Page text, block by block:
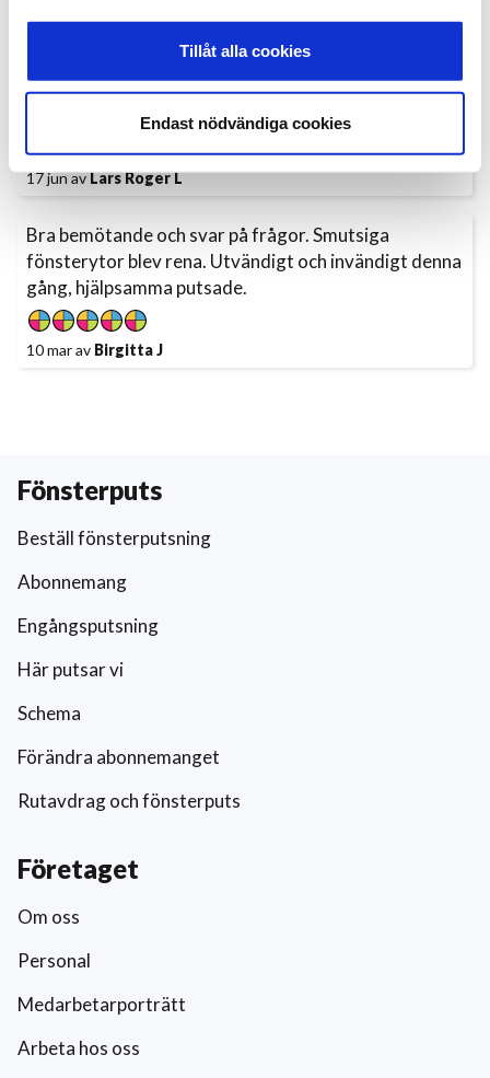
Tillåt alla cookies
Endast nödvändiga cookies
Mycket trevlig personal trevligt bemötande +väldigt
fint resultat. Vi har avtal på 1plan utvändigt.
17 jun avLars Roger L
Bra bemötande och svar på frågor. Smutsiga
fönsterytor blev rena. Utvändigt och invändigt denna
gång, hjälpsamma putsade.
10 mar av Birgitta J
Fönsterputs
Beställ fönsterputsning
Abonnemang
Engångsputsning
Här putsar vi
Schema
Förändra abonnemanget
Rutavdrag och fönsterputs
Företaget
Om oss
Personal
Medarbetarporträtt
Arbeta hos oss